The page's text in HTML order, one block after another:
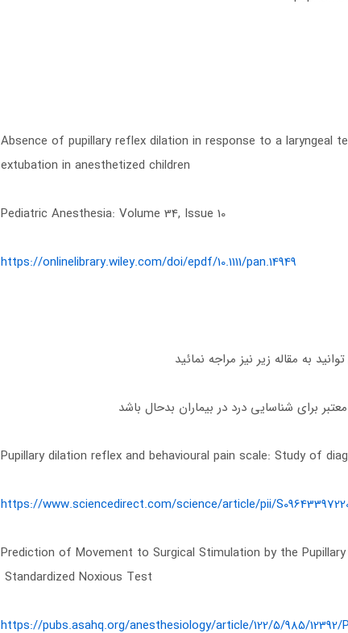
Absence of pupillary reflex dilation in response to a laryngeal
extubation in anesthetized children
Pediatric Anesthesia: Volume 34, Issue 10
https://onlinelibrary.wiley.com/doi/epdf/10.1111/pan.14949
به مقاله زیر نیز مراجه نمائید
شناسایی درد در بیماران بدحال باشد
Pupillary dilation reflex and behavioural pain scale: Study of
https://www.sciencedirect.com/science/article/pii/
Prediction of Movement to Surgical Stimulation by the
Standardized Noxious Test
https://pubs.asahq.org/anesthesiology/article/122/5/985/